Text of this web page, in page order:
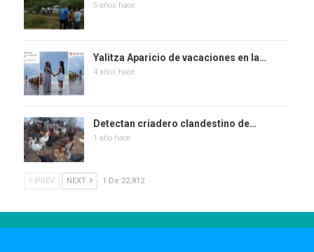
5 años hace
Yalitza Aparicio de vacaciones en la…
4 años hace
Detectan criadero clandestino de…
1 año hace
PREV NEXT 1 De 22,812